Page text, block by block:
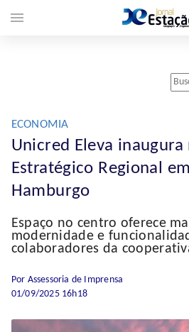
ECONOMIA
Unicred Eleva
Estratégico Regional
Hamburgo
Espaço no centro oferece
modernidade e
colaboradores da
Por Assessoria de Imprensa
01/09/2025 16h18
menu